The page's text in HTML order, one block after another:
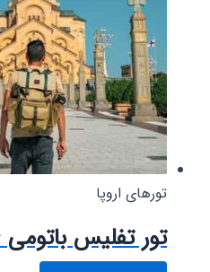
تورهای اروپا
تور تفلیس باتومی ۶ شب و ۷ روز